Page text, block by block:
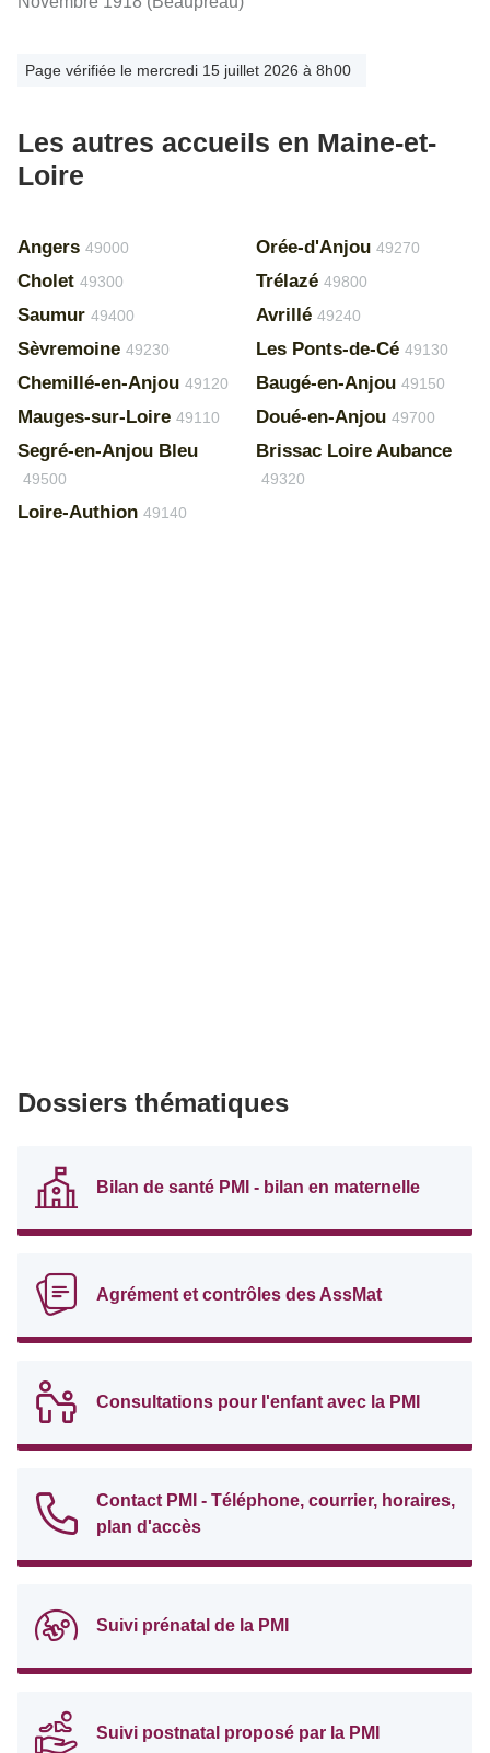
Page vérifiée le mercredi 15 juillet 2026 à 8h00
Les autres accueils en Maine-et-
Loire
Angers 49000
Cholet 49300
Saumur 49400
Sèvremoine 49230
Chemillé-en-Anjou 49120
Mauges-sur-Loire 49110
Segré-en-Anjou Bleu
49500
Loire-Authion 49140
Orée-d'Anjou 49270
Trélazé 49800
Avrillé 49240
Les Ponts-de-Cé 49130
Baugé-en-Anjou 49150
Doué-en-Anjou 49700
Brissac Loire Aubance
49320
Dossiers thématiques
Bilan de santé PMI - bilan en maternelle
Agrément et contrôles des AssMat
Consultations pour l'enfant avec la PMI
Contact PMI - Téléphone, courrier, horaires,
plan d'accès
Suivi prénatal de la PMI
Suivi postnatal proposé par la PMI